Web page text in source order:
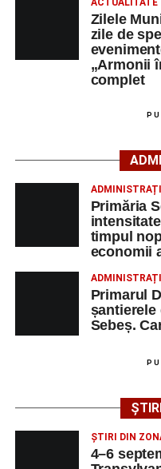
Cei interesați pot
disponibile
AJOFM Alba,
– Locuri de muncă
pot fi obținute direct de
agenția teritorială de
Lista publicată de
denumirea posturilor
contact ale
adrese de e-mail,
poată solicita detalii
programul de lucru și
Mai jos puteți
muncă disponibile în
august 2026,
ACTUALITATE
Zilele
zile de
„Armonii
complet
Primăria
timpul
economii
Primarul
șantierele
Sebeș.
ȘTIRI DIN
4–6